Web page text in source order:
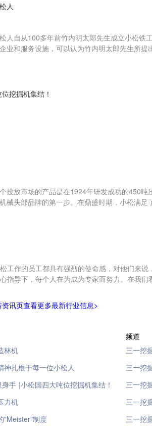
人
人自从100多年前竹内明太郎先生成立小松铁
业和服务设施，可以认为竹内明太郎先生所
挖掘机集结！
投放市场的产品是在1924年研发成功的450
械头部品牌的第一步。在鼎盛时期，小松满足
工作的员工都具有强烈的使命感，对他们来说
指导下，每个人在为成为专家而努力。在我们
资讯页查看更多最新行业信息>
林机
神扎根于每一位小松人
身手 |小松国四大吨位挖掘机集结！
力机
"Meister"制度
频道
三一挖
三一挖
三一挖
三一挖
三一挖